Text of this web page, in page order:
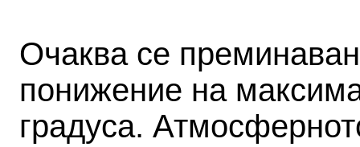
Очаква се
понижение на
градуса.